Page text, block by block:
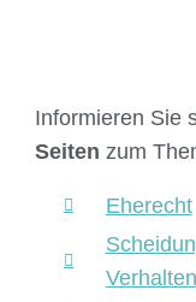
Informieren Sie
Seiten zum
Eherecht